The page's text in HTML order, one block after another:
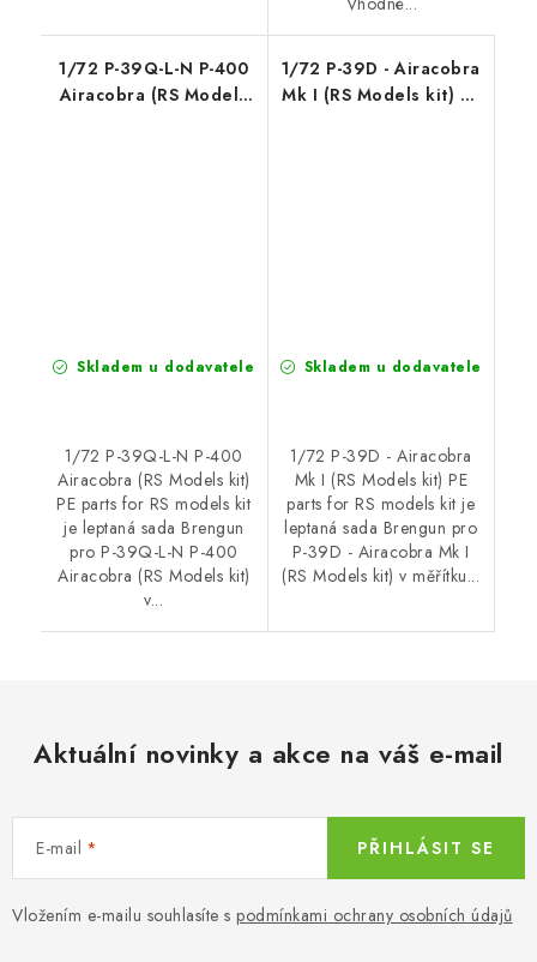
1/72 P-39Q-L-N P-400
Airacobra (RS Models
Skladem u dodavatele
1/72 P-39Q-L-N P-400
Airacobra (RS Models kit)
PE parts for RS models kit
je leptaná sada Brengun
pro P-39Q-L-N P-400
Airacobra (RS Models kit)
v...
1/72 P-39D - Airacobra
Mk I (RS Models kit) PE
Skladem u dodavatele
1/72 P-39D - Airacobra
Mk I (RS Models kit) PE
parts for RS models kit je
leptaná sada Brengun pro
P-39D - Airacobra Mk I
(RS Models kit) v měřítku...
Aktuální novinky a akce na váš e-mail
E-mail
Vložením e-mailu souhlasíte s podmínkami ochrany osobních údajů
PŘIHLÁSIT SE